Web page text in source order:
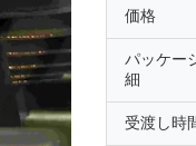
価格
パッケー
細
受渡し時